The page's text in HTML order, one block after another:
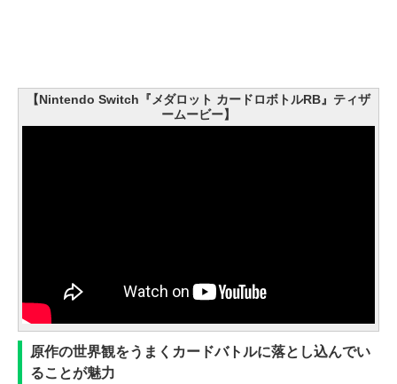
【Nintendo Switch『メダロット カードロボトルRB』ティザ
ームービー】
原作の世界観をうまくカードバトルに落とし込んでい
ることが魅力